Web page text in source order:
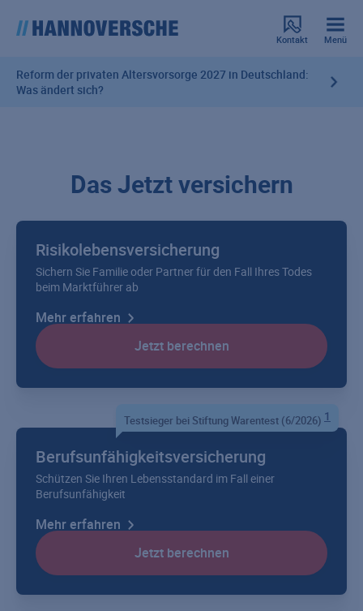
Kontakt Menü
Reform der privaten Altersvorsorge 2027 in Deutschland:
Was ändert sich?
Das Jetzt versichern
Risikolebensversicherung
Sichern Sie Familie oder Partner für den Fall Ihres Todes
beim Marktführer ab
Jetzt berechnen
Mehr erfahren
Berufsunfähigkeitsversicherung
Schützen Sie Ihren Lebensstandard im Fall einer
Berufsunfähigkeit
Jetzt berechnen
Mehr erfahren
Testsieger bei Stiftung Warentest (6/2026) 1